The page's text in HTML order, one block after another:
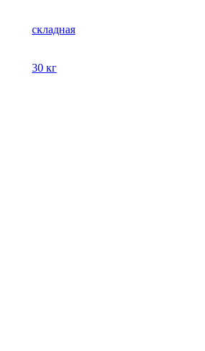
складная
30 кг